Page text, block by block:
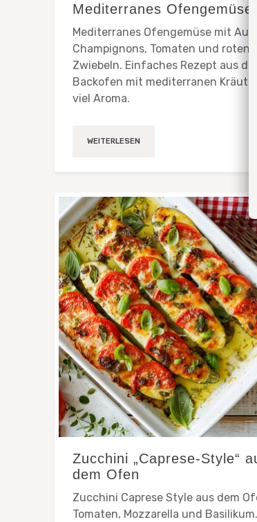
Mediterranes Ofengemüse
Mediterranes Ofengemüse mit
Champignons, Tomaten und roten
Zwiebeln. Einfaches Rezept aus dem
Backofen mit mediterranen
viel Aroma.
WEITERLESEN
Zucchini „Caprese-Style“
dem Ofen
Zucchini Caprese Style aus dem
Tomaten, Mozzarella und Basilikum.